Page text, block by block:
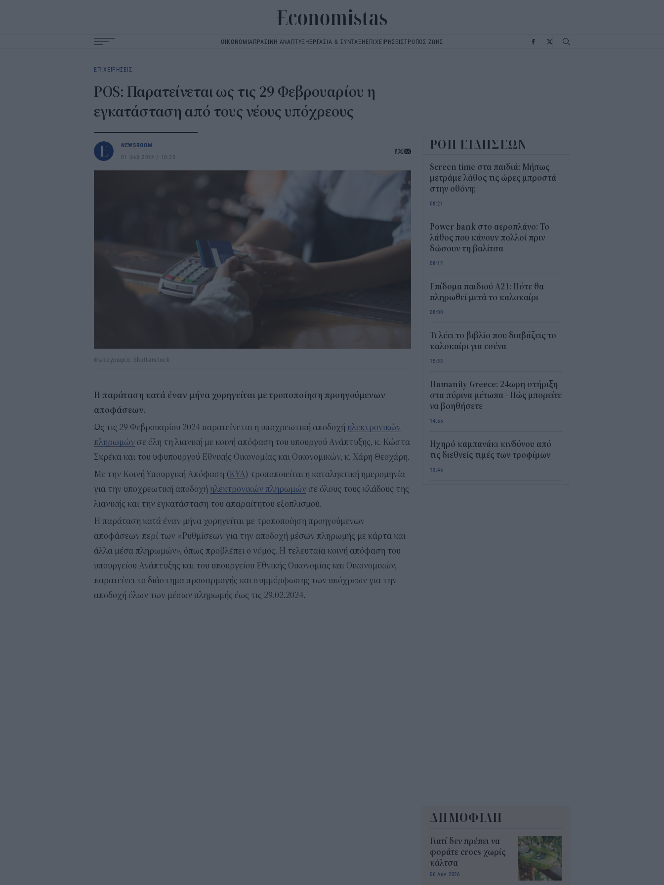
ΟΙΚΟΝΟΜΙΑΠΡΑΣΙΝΗ ΑΝΑΠΤΥΞΗΕΡΓΑΣΙΑ & ΣΥΝΤΑΞΗΕΠΙΧΕΙΡΗΣΕΙΣΤΡΟΠΟΣ ΖΩΗΣ
navigation
ΕΠΙΧΕΙΡΗΣΕΙΣ
POS: Παρατείνεται ως τις 29 Φεβρουαρίου η
εγκατάσταση από τους νέους υπόχρεους
NEWSROOM
01 Φεβ 2024
10:25
Φωτογραφία: Shutterstock
Η παράταση κατά έναν μήνα χορηγείται με τροποποίηση προηγούμενων
αποφάσεων.
Ως τις 29 Φεβρουαρίου 2024 παρατείνεται η υποχρεωτική αποδοχή ηλεκτρονικών
πληρωμών σε όλη τη λιανική με κοινή απόφαση του υπουργού Ανάπτυξης, κ. Κώστα
Σκρέκα και του υφυπουργού Εθνικής Οικονομίας και Οικονομικών, κ. Χάρη Θεοχάρη.
Με την Κοινή Υπουργική Απόφαση ( ΚΥΑ) τροποποιείται η καταληκτική ημερομηνία
για την υποχρεωτική αποδοχή ηλεκτρονικών πληρωμών σε όλους τους κλάδους της
λιανικής και την εγκατάσταση του απαραίτητου εξοπλισμού.
Η παράταση κατά έναν μήνα χορηγείται με τροποποίηση προηγούμενων
αποφάσεων περί των «Ρυθμίσεων για την αποδοχή μέσων πληρωμής με κάρτα και
άλλα μέσα πληρωμών», όπως προβλέπει ο νόμος. Η τελευταία κοινή απόφαση του
υπουργείου Ανάπτυξης και του υπουργείου Εθνικής Οικονομίας και Οικονομικών,
παρατείνει το διάστημα προσαρμογής και συμμόρφωσης των υπόχρεων για την
αποδοχή όλων των μέσων πληρωμής έως τις 29.02.2024.
ΡΟΗ ΕΙΔΗΣΕΩΝ
Screen time στα παιδιά: Μήπως
μετράμε λάθος τις ώρες μπροστά
στην οθόνη;
08:21
Power bank στο αεροπλάνο: Το
λάθος που κάνουν πολλοί πριν
δώσουν τη βαλίτσα
08:12
Επίδομα παιδιού Α21: Πότε θα
πληρωθεί μετά το καλοκαίρι
08:00
Τι λέει το βιβλίο που διαβάζεις το
καλοκαίρι για εσένα
15:33
Humanity Greece: 24ωρη στήριξη
στα πύρινα μέτωπα - Πώς μπορείτε
να βοηθήσετε
14:55
Ηχηρό καμπανάκι κινδύνου από
τις διεθνείς τιμές των τροφίμων
13:45
ΔΗΜΟΦΙΛΗ
Γιατί δεν πρέπει να
φοράτε crocs χωρίς
κάλτσα
06 Αυγ 2026